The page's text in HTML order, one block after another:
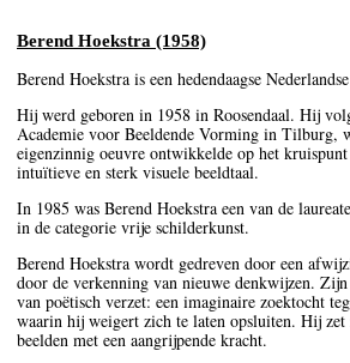
Berend Hoekstra (1958)
Berend Hoekstra is een hedendaagse
Hij werd geboren in 1958 in Roosendaal. Hij
Academie voor Beeldende Vorming in Tilburg,
eigenzinnig oeuvre ontwikkelde op het
intuïtieve en sterk visuele beeldtaal.
In 1985 was Berend Hoekstra een van de
in de categorie vrije schilderkunst.
Berend Hoekstra wordt gedreven door een
door de verkenning van nieuwe denkwijzen. Zijn
van poëtisch verzet: een imaginaire zoektocht
waarin hij weigert zich te laten opsluiten. Hij
beelden met een aangrijpende kracht.